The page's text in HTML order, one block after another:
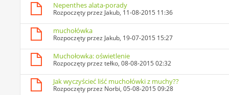
Nepenthes alata-porady
Rozpoczęty przez Jakub, 11-08-2015 11:36
muchołówka
Rozpoczęty przez Jakub, 19-07-2015 15:27
Muchołowka: oświetlenie
Rozpoczęty przeztełko, 08-08-2015 02:32
Jak wyczyścieć liść muchołówki z muchy??
Rozpoczęty przez Norbi, 05-08-2015 09:28